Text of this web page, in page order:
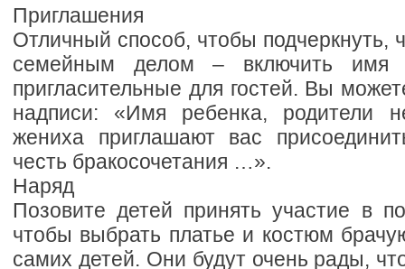
Приглашения
Отличный способ, чтобы подчеркнуть,
семейным делом – включить имя
пригласительные для гостей. Вы
надписи: «Имя ребенка, родители
жениха приглашают вас
честь бракосочетания …».
Наряд
Позовите детей принять участие в
чтобы выбрать платье и костюм
самих детей. Они будут очень рады,